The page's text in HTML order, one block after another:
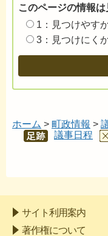
このページの情報
1：見つけやす
3：見つけにく
ホーム > 町政情報 >
あし
議事日程
サイト利用案内
著作権について